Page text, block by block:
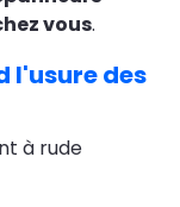
vous.
l'usure des
à rude